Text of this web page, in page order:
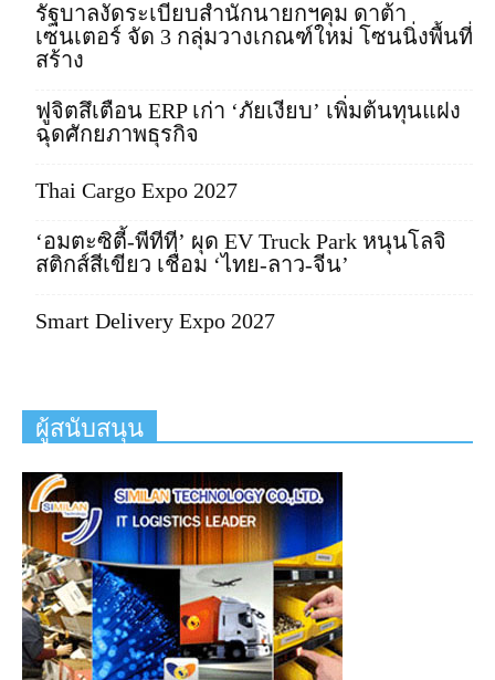
รัฐบาลงัดระเบียบสำนักนายกฯคุม ดาต้า
เซนเตอร์ จัด 3 กลุ่มวางเกณฑ์ใหม่ โซนนิ่งพื้นที่
สร้าง
ฟูจิตสึเตือน ERP เก่า ‘ภัยเงียบ’ เพิ่มต้นทุนแฝง
ฉุดศักยภาพธุรกิจ
Thai Cargo Expo 2027
‘อมตะซิตี้-พีทีที’ ผุด EV Truck Park หนุนโลจิ
สติกส์สีเขียว เชื่อม ‘ไทย-ลาว-จีน’
Smart Delivery Expo 2027
ผู้สนับสนุน